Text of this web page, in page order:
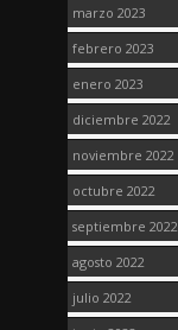
marzo 2023
febrero 2023
enero 2023
diciembre 2022
noviembre 2022
octubre 2022
septiembre 2022
agosto 2022
julio 2022